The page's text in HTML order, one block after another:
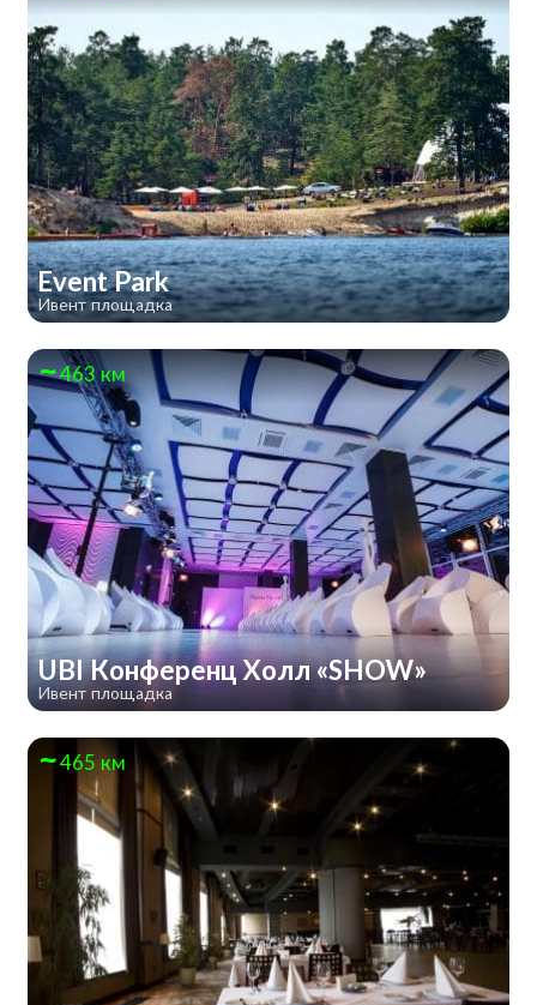
Event Park
Ивент площадка
463 км
UBI Конференц Холл «SHOW»
Ивент площадка
465 км